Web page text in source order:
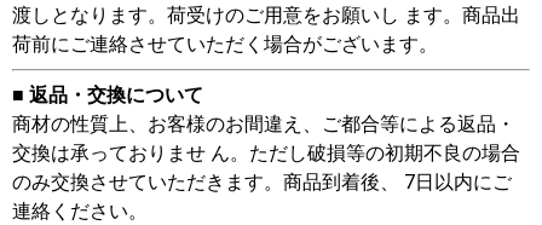
渡しとなります。荷受けのご用意をお願いし ます。商品出
荷前にご連絡させていただく場合がございます。
■ 返品・交換について
商材の性質上、お客様のお間違え、ご都合等による返品・
交換は承っておりませ ん。ただし破損等の初期不良の場合
のみ交換させていただきます。商品到着後、 7日以内にご
連絡ください。